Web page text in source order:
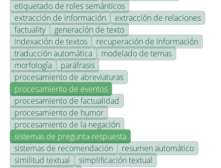
etiquetado de roles semánticos
extracción de información
extracción de relaciones
factuality
generación de texto
indexación de textos
recuperación de información
traducción automática
modelado de temas
morfología
paráfrasis
procesamiento de abreviaturas
procesamiento de eventos
procesamiento de factualidad
procesamiento de humor
procesamiento de la negación
sistemas de pregunta-respuesta
sistemas de recomendación
resumen automático
similitud textual
simplificación textual